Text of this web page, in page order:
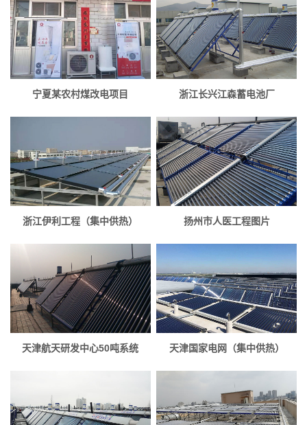
宁夏某农村煤改电项目 浙江长兴江森蓄电池厂
浙江伊利工程（集中供热） 扬州市人医工程图片
天津航天研发中心50吨系统 天津国家电网（集中供热）